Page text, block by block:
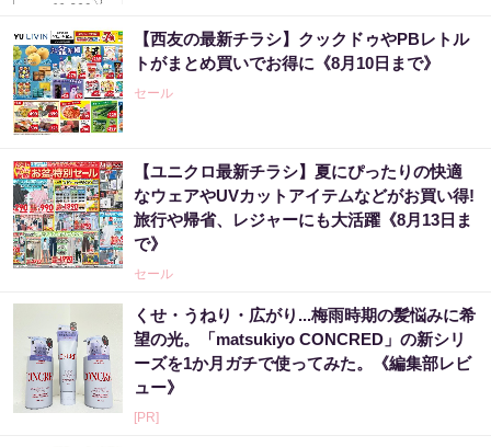
【西友の最新チラシ】クックドゥやPBレトル
トがまとめ買いでお得に《8月10日まで》
セール
【ユニクロ最新チラシ】夏にぴったりの快適
なウェアやUVカットアイテムなどがお買い得!
旅行や帰省、レジャーにも大活躍《8月13日ま
で》
セール
くせ・うねり・広がり...梅雨時期の髪悩みに希
望の光。「matsukiyo CONCRED」の新シリ
ーズを1か月ガチで使ってみた。《編集部レビ
ュー》
[PR]